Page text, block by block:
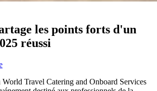
les points forts d'un
réussi
World Travel Catering and Onboard Services